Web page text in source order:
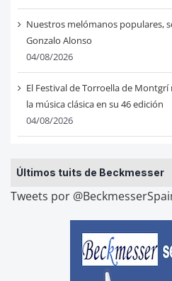
Nuestros melómanos populares,
Gonzalo Alonso
04/08/2026
El Festival de Torroella de
la música clásica en su 46 edición
04/08/2026
Últimos tuits de Beckmesser
Tweets por